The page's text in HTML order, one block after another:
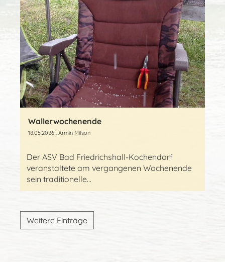
Wallerwochenende
18.05.2026 , Armin Milson
Der ASV Bad Friedrichshall-Kochendorf
veranstaltete am vergangenen Wochenende
sein traditionelle...
Weitere Einträge